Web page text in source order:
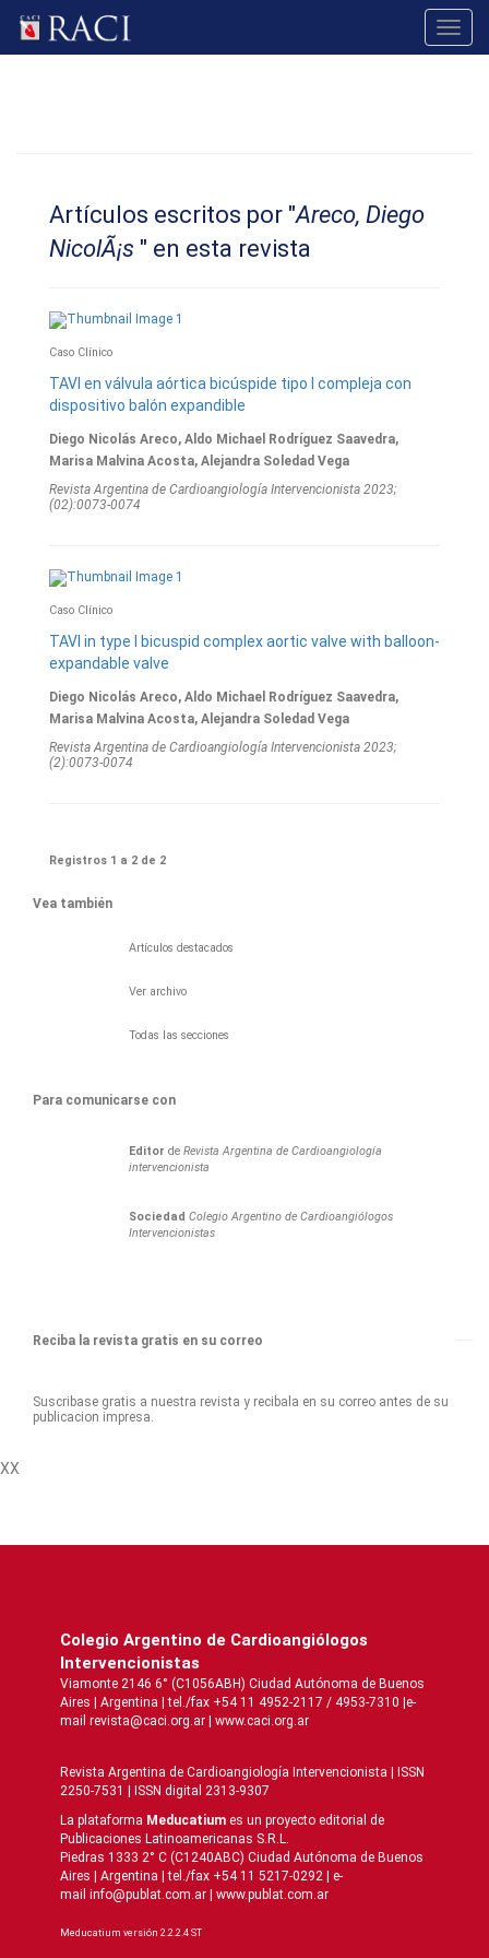
Artículos escritos por "Areco, Diego
NicolÃ¡s " en esta revista
Caso Clínico
TAVI en válvula aórtica bicúspide tipo I compleja con
dispositivo balón expandible
Diego Nicolás Areco, Aldo Michael Rodríguez Saavedra,
Marisa Malvina Acosta, Alejandra Soledad Vega
Revista Argentina de Cardioangiologí­a Intervencionista 2023;
(02):0073-0074
Caso Clínico
TAVI in type I bicuspid complex aortic valve with balloon-
expandable valve
Diego Nicolás Areco, Aldo Michael Rodríguez Saavedra,
Marisa Malvina Acosta, Alejandra Soledad Vega
Revista Argentina de Cardioangiologí­a Intervencionista 2023;
(2):0073-0074
Registros 1 a 2 de 2
Vea también
Artículos destacados
Ver archivo
Todas las secciones
Para comunicarse con
Editor deRevista Argentina de Cardioangiología
intervencionista
Sociedad Colegio Argentino de Cardioangiólogos
Intervencionistas
Reciba la revista gratis en su correo
Suscribase gratis a nuestra revista y recibala en su correo antes de su
publicacion impresa.
XX
Colegio Argentino de Cardioangiólogos
Intervencionistas
Viamonte 2146 6° (C1056ABH) Ciudad Autónoma de Buenos
Aires | Argentina | tel./fax +54 11 4952-2117 / 4953-7310 |e-
mail revista@caci.org.ar | www.caci.org.ar
Revista Argentina de Cardioangiologí­a Intervencionista | ISSN
2250-7531 | ISSN digital 2313-9307
La plataforma Meducatium es un proyecto editorial de
Publicaciones Latinoamericanas S.R.L.
Piedras 1333 2° C (C1240ABC) Ciudad Autónoma de Buenos
Aires | Argentina | tel./fax +54 11 5217-0292 | e-
mail info@publat.com.ar | www.publat.com.ar
Meducatium versión 2.2.2.4 ST